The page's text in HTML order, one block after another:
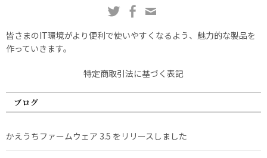
皆さまのIT環境がより便利で使いやすくなるよう、魅力的な製品を
作っていきます。
特定商取引法に基づく表記
ブログ
かえうちファームウェア 3.5 をリリースしました